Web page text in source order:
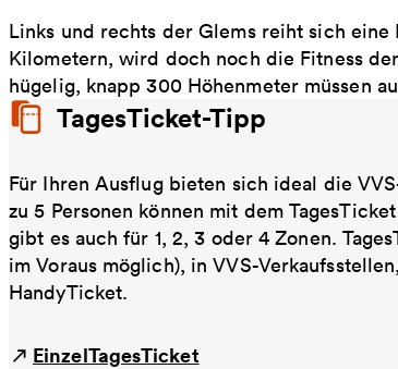
Links und rechts der Glems reiht sich
Kilometern, wird doch noch die Fitness
hügelig, knapp 300 Höhenmeter müssen
TagesTicket-Tipp
Für Ihren Ausflug bieten sich ideal die
zu 5 Personen können mit dem
gibt es auch für 1, 2, 3 oder 4 Zonen.
im Voraus möglich), in VVS-
HandyTicket.
EinzelTagesTicket